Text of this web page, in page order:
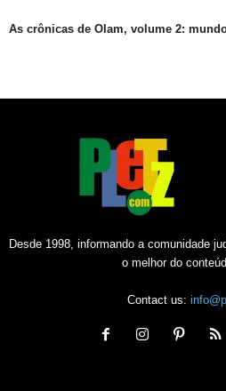
As crônicas de Olam, volume 2:
Desde 1998, informando a comunidade
o melhor do
Contact us: